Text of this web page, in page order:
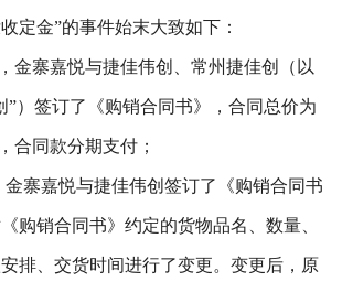
定金”的事件始末大致如下：
金寨嘉悦与捷佳伟创、常州捷佳创（以
”）签订了《购销合同书》，合同总价为
合同款分期支付；
金寨嘉悦与捷佳伟创签订了《购销合同书
购销合同书》约定的货物品名、数量、
排、交货时间进行了变更。变更后，原